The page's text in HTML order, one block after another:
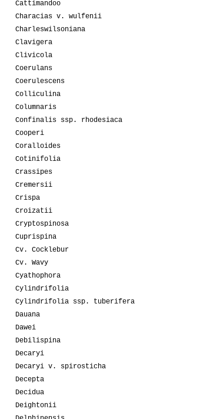
Cattimandoo
Characias v. wulfenii
Charleswilsoniana
Clavigera
Clivicola
Coerulans
Coerulescens
Colliculina
Columnaris
Confinalis ssp. rhodesiaca
Cooperi
Coralloides
Cotinifolia
Crassipes
Cremersii
Crispa
Croizatii
Cryptospinosa
Cuprispina
Cv. Cocklebur
Cv. Wavy
Cyathophora
Cylindrifolia
Cylindrifolia ssp. tuberifera
Dauana
Dawei
Debilispina
Decaryi
Decaryi v. spirosticha
Decepta
Decidua
Deightonii